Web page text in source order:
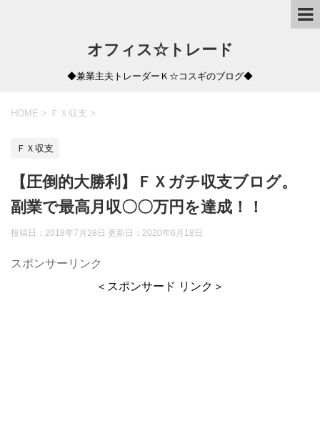
オフィス☆トレード
◆兼業主夫トレーダーＫ☆コスギのブログ◆
HOME > ＦＸ収支 >
ＦＸ収支
【圧倒的大勝利】ＦＸガチ収支ブログ。
副業で最高月収〇〇万円を達成！！
投稿日：2018年7月28日 更新日： 2020年6月18日
スポンサーリンク
＜スポンサード リンク＞